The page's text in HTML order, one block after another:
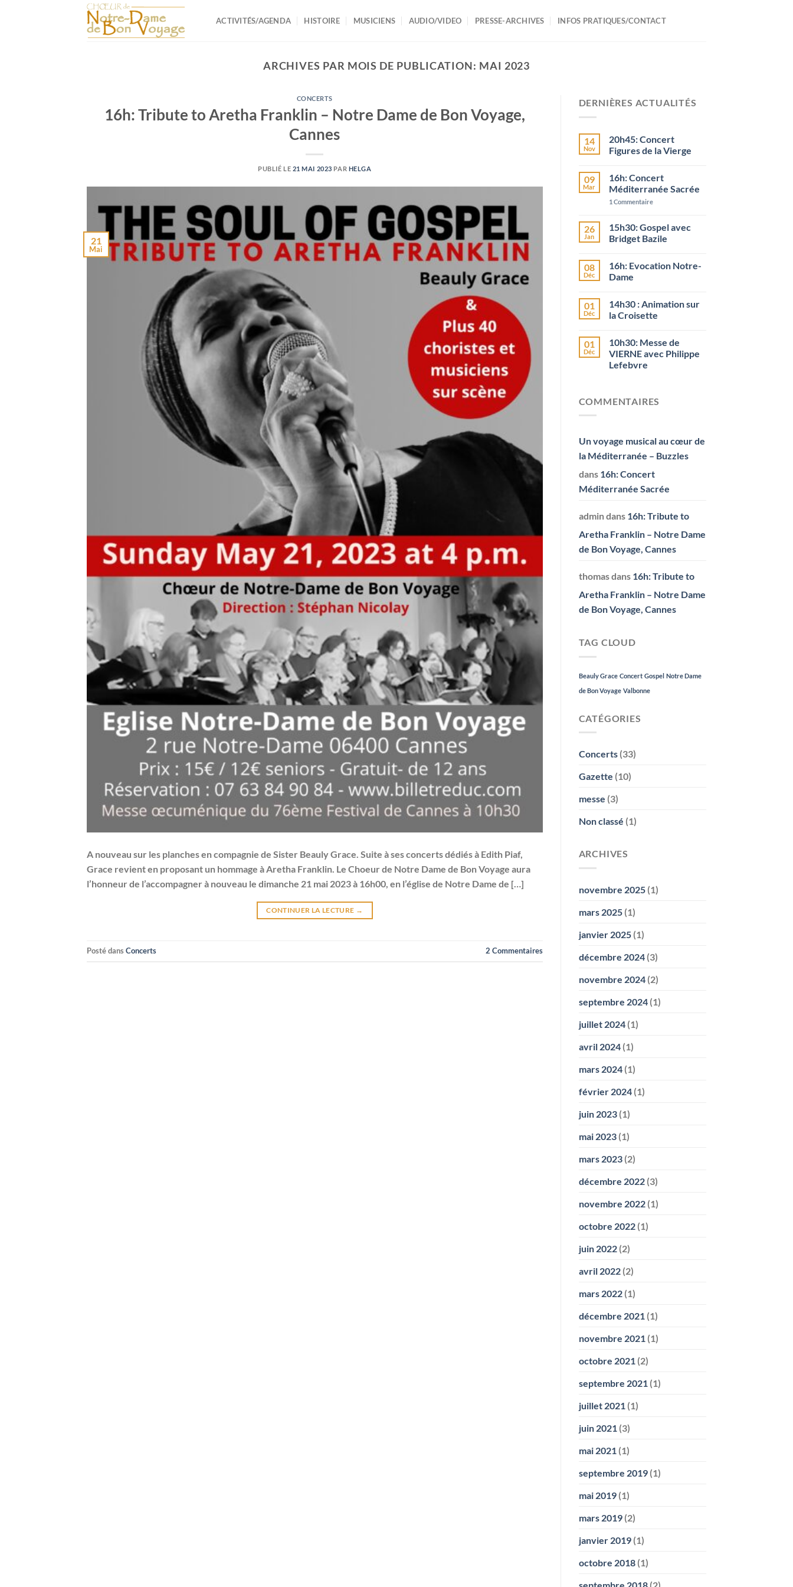
ACTIVITÉS/AGENDA HISTOIRE MUSICIENS AUDIO/VIDEO PRESSE-ARCHIVES INFOS PRATIQUES/CONTACT
ARCHIVES PAR MOIS DE PUBLICATION: MAI 2023
CONCERTS
16h: Tribute to Aretha Franklin – Notre Dame de Bon Voyage,
Cannes
PUBLIÉ LE 21 MAI 2023 PAR HELGA
21
Mai
A nouveau sur les planches en compagnie de Sister Beauly Grace. Suite à ses concerts dédiés à Edith Piaf,
Grace revient en proposant un hommage à Aretha Franklin. Le Choeur de Notre Dame de Bon Voyage aura
l’honneur de l’accompagner à nouveau le dimanche 21 mai 2023 à 16h00, en l’église de Notre Dame de […]
CONTINUER LA LECTURE →
Posté dansConcerts 2 Commentaires
DERNIÈRES ACTUALITÉS
14
Nov
20h45: Concert
Figures de la Vierge
09
Mar
16h: Concert
Méditerranée Sacrée
1 Commentaire
26
Jan
15h30: Gospel avec
Bridget Bazile
08
Déc
16h: Evocation Notre-
Dame
01
Déc
14h30 : Animation sur
la Croisette
01
Déc
10h30: Messe de
VIERNE avec Philippe
Lefebvre
COMMENTAIRES
Un voyage musical au cœur de
la Méditerranée – Buzzles
dans 16h: Concert
Méditerranée Sacrée
admindans 16h: Tribute to
Aretha Franklin – Notre Dame
de Bon Voyage, Cannes
thomasdans 16h: Tribute to
Aretha Franklin – Notre Dame
de Bon Voyage, Cannes
TAG CLOUD
Beauly Grace Concert Gospel Notre Dame
de Bon Voyage Valbonne
CATÉGORIES
Concerts(33)
Gazette (10)
messe (3)
Non classé (1)
ARCHIVES
novembre 2025(1)
mars 2025(1)
janvier 2025(1)
décembre 2024(3)
novembre 2024(2)
septembre 2024(1)
juillet 2024(1)
avril 2024(1)
mars 2024(1)
février 2024(1)
juin 2023(1)
mai 2023(1)
mars 2023(2)
décembre 2022(3)
novembre 2022(1)
octobre 2022(1)
juin 2022(2)
avril 2022(2)
mars 2022(1)
décembre 2021(1)
novembre 2021(1)
octobre 2021(2)
septembre 2021(1)
juillet 2021(1)
juin 2021(3)
mai 2021(1)
septembre 2019(1)
mai 2019(1)
mars 2019(2)
janvier 2019(1)
octobre 2018(1)